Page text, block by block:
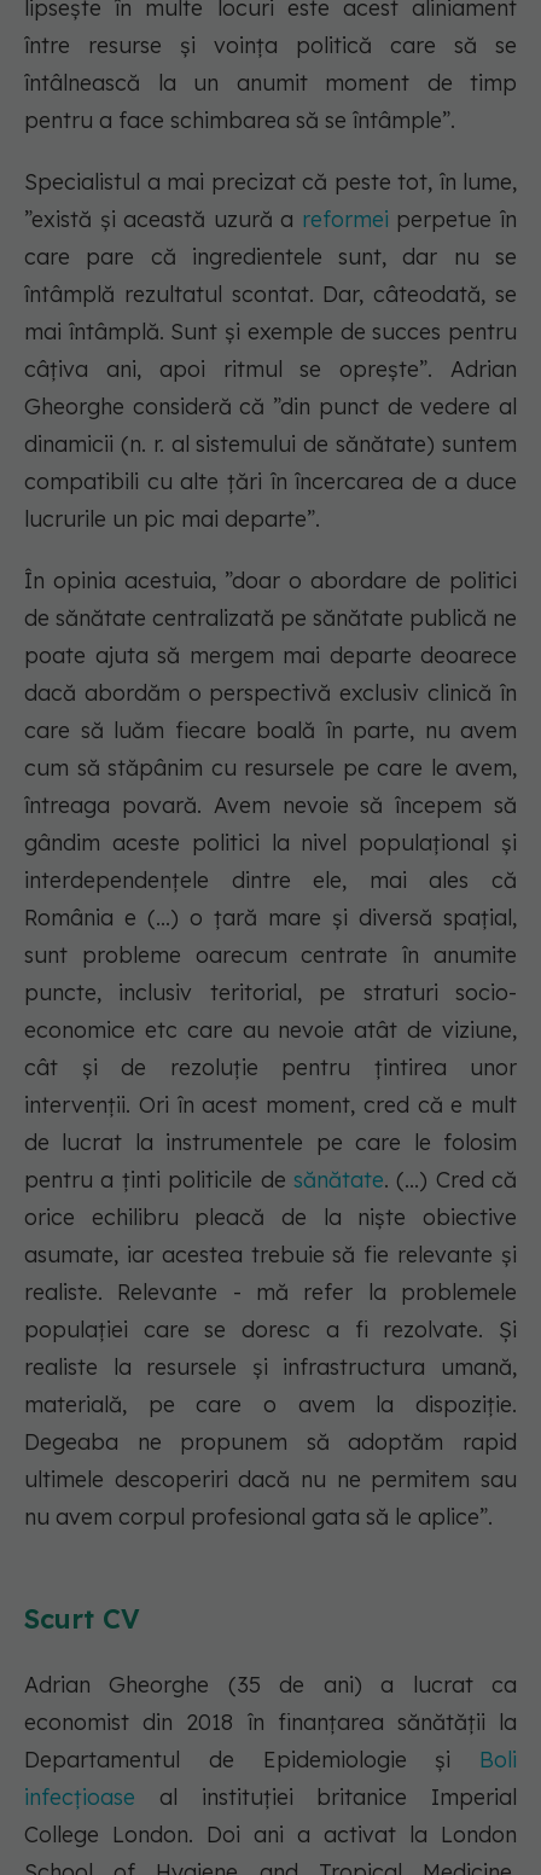
lipsește în multe locuri este acest aliniament
între resurse și voința politică care să se
întâlnească la un anumit moment de timp
pentru a face schimbarea să se întâmple”.
Specialistul a mai precizat că peste tot, în lume,
”există și această uzură a reformei perpetue în
care pare că ingredientele sunt, dar nu se
întâmplă rezultatul scontat. Dar, câteodată, se
mai întâmplă. Sunt și exemple de succes pentru
câțiva ani, apoi ritmul se oprește”. Adrian
Gheorghe consideră că ”din punct de vedere al
dinamicii (n. r. al sistemului de sănătate) suntem
compatibili cu alte țări în încercarea de a duce
lucrurile un pic mai departe”.
În opinia acestuia, ”doar o abordare de politici
de sănătate centralizată pe sănătate publică ne
poate ajuta să mergem mai departe deoarece
dacă abordăm o perspectivă exclusiv clinică în
care să luăm fiecare boală în parte, nu avem
cum să stăpânim cu resursele pe care le avem,
întreaga povară. Avem nevoie să începem să
gândim aceste politici la nivel populațional și
interdependențele dintre ele, mai ales că
România e (...) o țară mare și diversă spațial,
sunt probleme oarecum centrate în anumite
puncte, inclusiv teritorial, pe straturi socio-
economice etc care au nevoie atât de viziune,
cât și de rezoluție pentru țintirea unor
intervenții. Ori în acest moment, cred că e mult
de lucrat la instrumentele pe care le folosim
pentru a ținti politicile de sănătate. (...) Cred că
orice echilibru pleacă de la niște obiective
asumate, iar acestea trebuie să fie relevante și
realiste. Relevante - mă refer la problemele
populației care se doresc a fi rezolvate. Și
realiste la resursele și infrastructura umană,
materială, pe care o avem la dispoziție.
Degeaba ne propunem să adoptăm rapid
ultimele descoperiri dacă nu ne permitem sau
nu avem corpul profesional gata să le aplice”.
Scurt CV
Adrian Gheorghe (35 de ani) a lucrat ca
economist din 2018 în finanțarea sănătății la
Departamentul de Epidemiologie și Boli
infecțioase al instituției britanice Imperial
College London. Doi ani a activat la London